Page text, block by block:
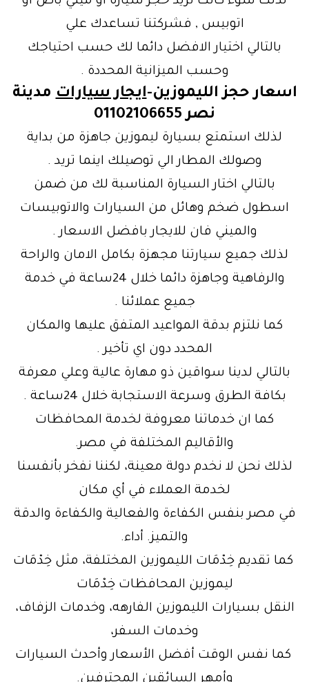
اتوبيس , فشركتنا تساعدك علي
بالتالي اختيار الافضل دائما لك حسب احتياجك
وحسب الميزانية المحددة .
اسعار حجز الليموزين-ايجار سياراتمدينة
نصر 01102106655
لذلك استمتع بسيارة ليموزين جاهزة من بداية
وصولك المطار الي توصيلك اينما تريد .
بالتالي اختار السيارة المناسبة لك من ضمن
اسطول ضخم وهائل من السيارات والاتوبيسات
والميني فان للايجار بافضل الاسعار .
لذلك جميع سيارتنا مجهزة بكامل الامان والراحة
والرفاهية وجاهزة دائما خلال 24ساعة في خدمة
جميع عملائنا .
كما نلتزم بدقة المواعيد المتفق عليها والمكان
المحدد دون اي تأخير .
بالتالي لدينا سواقين ذو مهارة عالية وعلي معرفة
بكافة الطرق وسرعة الاستجابة خلال 24ساعة .
كما ان خدماتنا معروفة لخدمة المحافظات
والأقاليم المختلفة في مصر.
لذلك نحن لا نخدم دولة معينة، لكننا نفخر بأنفسنا
لخدمة العملاء في أي مكان
في مصر بنفس الكفاءة والفعالية والكفاءة والدقة
والتميز. أداء.
كما تقديم خِدْمَات الليموزين المختلفة، مثل خِدْمَات
ليموزين المحافظات خِدْمَات
النقل بسيارات الليموزين الفارهه، وخدمات الزفاف،
وخدمات السفر،
كما نفس الوقت أفضل الأسعار وأحدث السيارات
وأمهر السائقين المحترفين.